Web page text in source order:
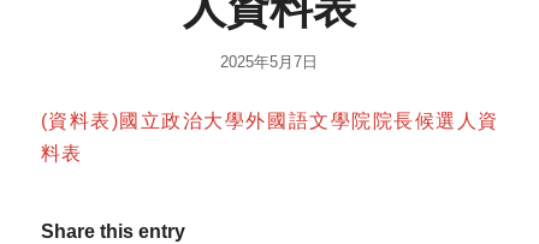
2025年5月7日
(資料表)國立政治大學外國語文學院院長候選人資
料表
Share this entry